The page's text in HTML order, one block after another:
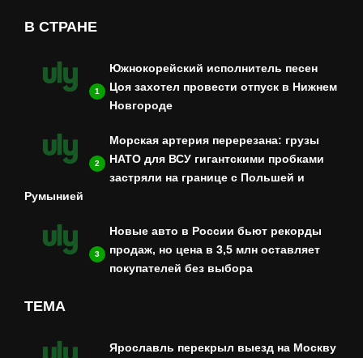
В СТРАНЕ
1
Южнокорейский исполнитель песен
Цоя захотел провести отпуск в Нижнем
Новгороде
2
Морская артерия перерезана: грузы
НАТО для ВСУ гигантскими пробками
застряли на границе с Польшей и
Румынией
3
Новые авто в России бьют рекорды
продаж, но цена в 3,5 млн оставляет
покупателей без выбора
ТЕМА
Ярославль перекрыл выезд на Москву